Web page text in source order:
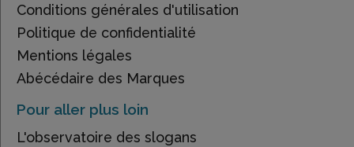
Conditions générales d'utilisation
Politique de confidentialité
Mentions légales
Abécédaire des Marques
Pour aller plus loin
L'observatoire des slogans